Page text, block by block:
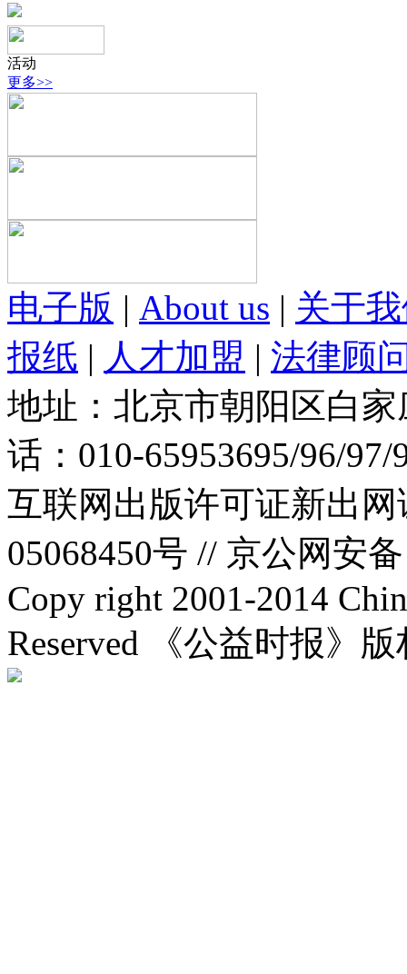
活动
更多>>
电子版 | About us | 关于
报纸 | 人才加盟 | 法律顾
地址：北京市朝阳区白
话：010-65953695/96/
互联网出版许可证新出
05068450号 // 京公网安
Copy right 2001-2014
Reserved 《公益时报》